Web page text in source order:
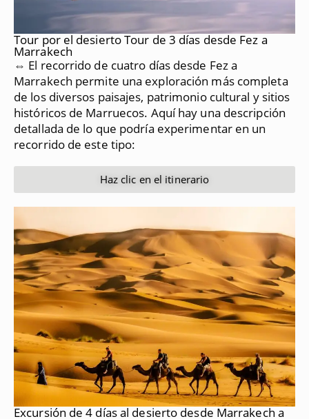
Tour por el desierto Tour de 3 días desde Fez a
Marrakech
⇔ El recorrido de cuatro días desde Fez a
Marrakech permite una exploración más completa
de los diversos paisajes, patrimonio cultural y sitios
históricos de Marruecos. Aquí hay una descripción
detallada de lo que podría experimentar en un
recorrido de este tipo:
Haz clic en el itinerario
Excursión de 4 días al desierto desde Marrakech a